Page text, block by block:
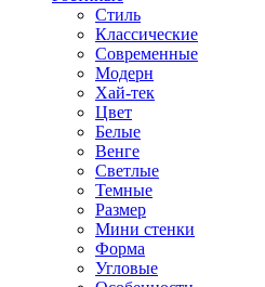
Стиль
Классические
Современные
Модерн
Хай-тек
Цвет
Белые
Венге
Светлые
Темные
Размер
Мини стенки
Форма
Угловые